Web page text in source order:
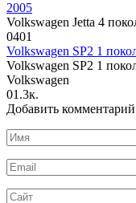
2005
Volkswagen Jetta 4
0401
Volkswagen SP2 1
Volkswagen SP2 1
Volkswagen
01.3к.
Добавить комментарий
Имя
*
Email
*
Сайт